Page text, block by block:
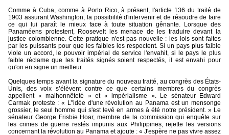
Comme à Cuba, comme à Porto Rico, à présent, l'article 136 du traité de
1903 assurant Washington, la possibilité d'intervenir et de résoudre de faire
ce qui lui paraît le mieux face à toute situation gênante. Lorsque des
Panaméens protestent, Roosevelt les menace de les traduire devant la
justice colombienne. Cette pratique n'est pas nouvelle : les lois sont faites
par les puissants pour que les faibles les respectent. Si un pays plus faible
viole un accord, le pouvoir impérial de service l'envahit, si le pays le plus
faible réclame que les traités signés soient respectés, il est envahi pour
qu'on en signe un meilleur.
Quelques temps avant la signature du nouveau traité, au congrès des États-
Unis, des voix s’élèvent contre ce que certains membres du congrès
appellent « malhonnêteté » et « impérialisme ». Le sénateur Edward
Carmak proteste : « L’'idée d'une révolution au Panama est un mensonge
grossier, le seul homme qui s'est levé en armes à été notre président. » Le
sénateur George Frisbie Hoar, membre de la commission qui enquête sur
les crimes de guerre restés impunis aux Philippines, rejette les versions
concernant la révolution au Panama et ajoute : « J'espère ne pas vivre assez